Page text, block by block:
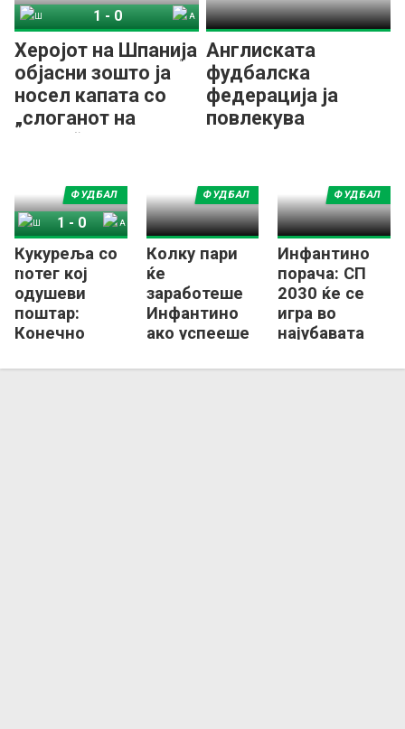
Херојот на Шпанија
објасни зошто ја
носел капата со
„слоганот на
Трамп“
1-0
Англиската
фудбалска
федерација ја
повлекува
Кукуреља со
потег кој
одушеви
поштар:
Конечно
со медал од
ФУДБАЛ
Шпанија
1 - 0
Колку пари
ќе
заработеше
Инфантино
ако успееше
„продаде
ФУДБАЛ
Инфантино
порача: СП
2030 ќе се
игра во
најубавата
ФУДБАЛ